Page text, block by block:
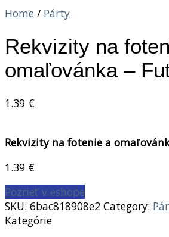
Home / Párty
Rekvizity na
omaľovánka –
1.39 €
Rekvizity na fotenie a
1.39 €
Pozrieť v eshope
SKU: 6bac818908e2 Category:
Kategórie